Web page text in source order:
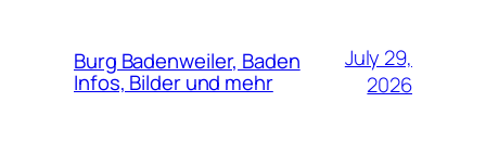
Burg Badenweiler, Baden
Infos, Bilder und mehr
July 29,
2026